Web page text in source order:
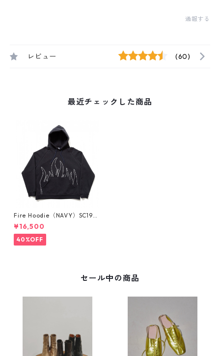
通報する
レビュー (60)
最近チェックした商品
Fire Hoodie（NAVY）SC192
0-SW04_78
¥16,500
40%OFF
セール中の商品